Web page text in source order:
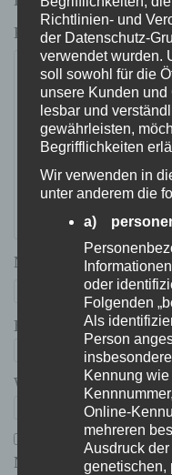
Kommentar*
Name
E-Mail-Adresse*
Website
Name, E-Mail-
Richtlinien- und
der Datenschutz-
verwendet wurden.
soll sowohl für die
unsere Kunden und
lesbar und
gewährleisten,
Begrifflichkeiten
Wir verwenden in
unter anderem die
a)
oder
Folgenden
Als
Person
Kennung
Online-
mehreren
Ausdruck
genetischen,